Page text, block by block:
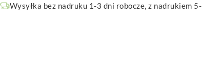
Wysyłka bez nadruku 1-3 dni robocze, z nadrukiem